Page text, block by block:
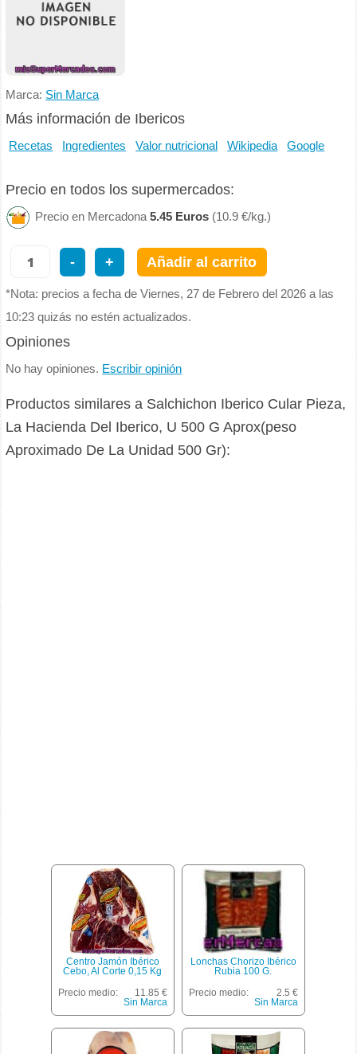
Marca: Sin Marca
Más información de Ibericos
Recetas Ingredientes Valor nutricional Wikipedia Google
Precio en todos los supermercados:
Precio en Mercadona5.45 Euros (10.9 €/kg.)
- + Añadir al carrito
*Nota: precios a fecha de Viernes, 27 de Febrero del 2026 a las
10:23 quizás no estén actualizados.
Opiniones
No hay opiniones. Escribir opinión
Productos similares a Salchichon Iberico Cular Pieza,
La Hacienda Del Iberico, U 500 G Aprox(peso
Aproximado De La Unidad 500 Gr):
Centro Jamón Ibérico
Cebo, Al Corte 0,15 Kg
Precio medio:
11.85 €
Sin Marca
Lonchas Chorizo Ibérico
Rubia 100 G.
Precio medio:
2.5 €
Sin Marca